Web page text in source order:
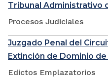
Tribunal Administrativo
Procesos Judiciales
Juzgado Penal del
Extinción de Dominio de
Edictos Emplazatorios